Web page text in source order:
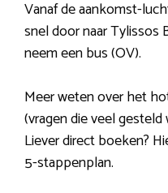
Vanaf de aankomst-
snel door naar Tylissos
neem een bus (OV).
Meer weten over het
(vragen die veel gesteld
Liever direct boeken?
5-stappenplan.